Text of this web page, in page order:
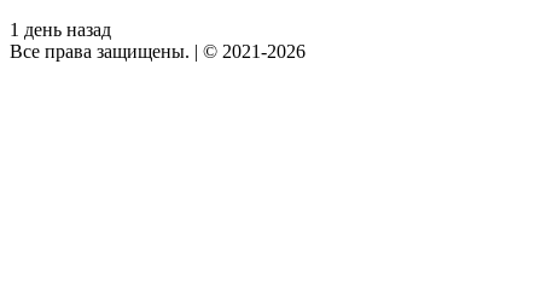
1 день назад
Все права защищены. | © 2021-2026